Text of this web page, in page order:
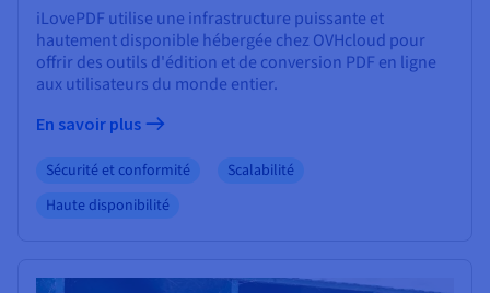
iLovePDF utilise une infrastructure puissante et
hautement disponible hébergée chez OVHcloud pour
offrir des outils d'édition et de conversion PDF en ligne
aux utilisateurs du monde entier.
En savoir plus
Sécurité et conformité
Scalabilité
Haute disponibilité